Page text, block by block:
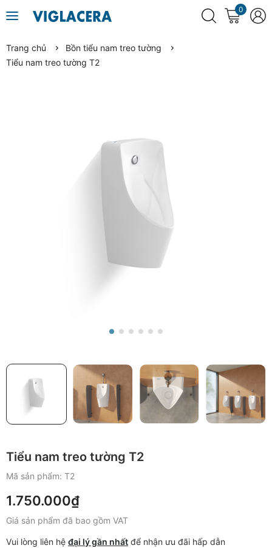
0
Trang chủ
Bồn tiểu nam treo tường
Tiểu nam treo tường T2
Tiểu nam treo tường T2
Mã sản phẩm: T2
1.750.000₫
Giá sản phẩm đã bao gồm VAT
Vui lòng liên hệ đại lý gần nhất để nhận ưu đãi hấp dẫn